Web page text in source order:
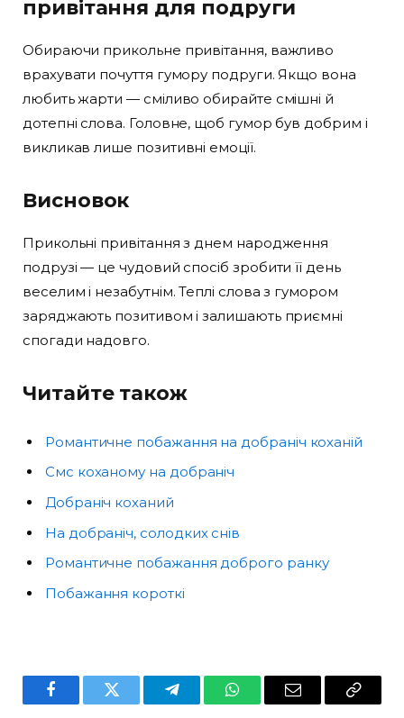
привітання для подруги
Обираючи прикольне привітання, важливо
врахувати почуття гумору подруги. Якщо вона
любить жарти — сміливо обирайте смішні й
дотепні слова. Головне, щоб гумор був добрим і
викликав лише позитивні емоції.
Висновок
Прикольні привітання з днем народження
подрузі — це чудовий спосіб зробити її день
веселим і незабутнім. Теплі слова з гумором
заряджають позитивом і залишають приємні
спогади надовго.
Читайте також
Романтичне побажання на добраніч коханій
Смс коханому на добраніч
Добраніч коханий
На добраніч, солодких снів
Романтичне побажання доброго ранку
Побажання короткі
FacebookTwitter TelegramWhatsAppEmail
Copy